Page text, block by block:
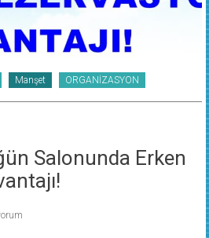
Manşet ORGANİZASYON
Salonunda Erken